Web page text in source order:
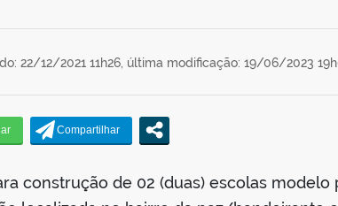
22/12/2021 11h26, última modificação: 19/06/2023
construção de 02 (duas) escolas